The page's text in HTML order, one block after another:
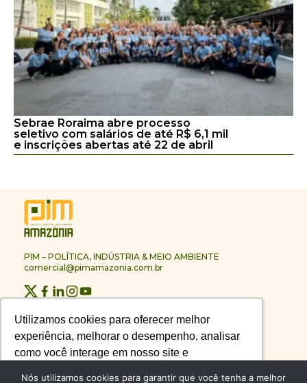
Utilizamos cookies para oferecer melhor
experiência, melhorar o desempenho, analisar
como você interage em nosso site e
Utilizamos cookies para oferecer melhor
experiência, melhorar o desempenho, analisar
como você interage em nosso site e
Sebrae Roraima abre processo
seletivo com salários de até R$ 6,1 mil
e inscrições abertas até 22 de abril
PIM – POLÍTICA, INDÚSTRIA & MEIO AMBIENTE
comercial@pimamazonia.com.br
Contato
Publicidade
Melhores Empresas
Nós utilizamos cookies para garantir que você tenha a melhor